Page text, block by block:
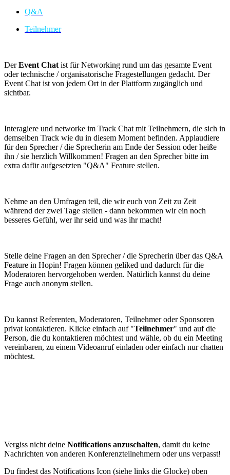
Q&A
Teilnehmer
DerEvent Chat ist für Networking rund um das gesamte Event
oder technische / organisatorische Fragestellungen gedacht. Der
Event Chat ist von jedem Ort in der Plattform zugänglich und
sichtbar.
Interagiere und networke im Track Chat mit Teilnehmern, die sich in
demselben Track wie du in diesem Moment befinden. Applaudiere
für den Sprecher / die Sprecherin am Ende der Session oder heiße
ihn / sie herzlich Willkommen! Fragen an den Sprecher bitte im
extra dafür aufgesetzten "Q&A" Feature stellen.
Nehme an den Umfragen teil, die wir euch von Zeit zu Zeit
während der zwei Tage stellen - dann bekommen wir ein noch
besseres Gefühl, wer ihr seid und was ihr macht!
Stelle deine Fragen an den Sprecher / die Sprecherin über das Q&A
Feature in Hopin! Fragen können geliked und dadurch für die
Moderatoren hervorgehoben werden. Natürlich kannst du deine
Frage auch anonym stellen.
Du kannst Referenten, Moderatoren, Teilnehmer oder Sponsoren
privat kontaktieren. Klicke einfach auf "Teilnehmer" und auf die
Person, die du kontaktieren möchtest und wähle, ob du ein Meeting
vereinbaren, zu einem Videoanruf einladen oder einfach nur chatten
möchtest.
Vergiss nicht deine Notifications anzuschalten, damit du keine
Nachrichten von anderen Konferenzteilnehmern oder uns verpasst!
Du findest das Notifications Icon (siehe links die Glocke) oben